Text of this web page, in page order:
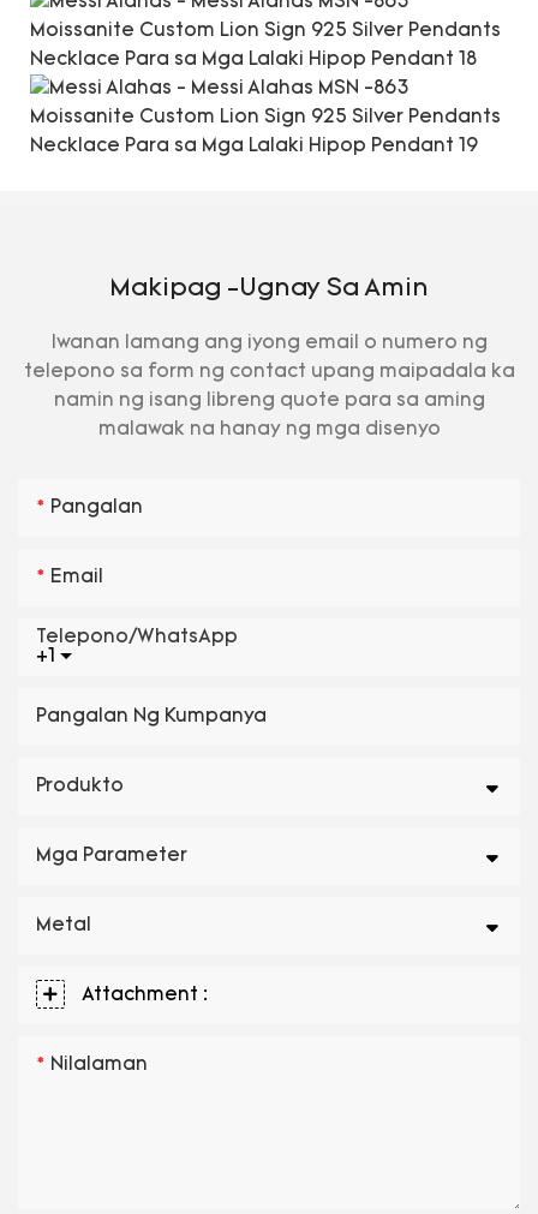
Makipag -ugnay Sa Amin
Iwanan lamang ang iyong email o numero ng
telepono sa form ng contact upang maipadala ka
namin ng isang libreng quote para sa aming
malawak na hanay ng mga disenyo
Pangalan
Email
+1
Telepono/WhatsApp
Pangalan Ng Kumpanya
Produkto
Mga Parameter
Metal
Attachment :
Nilalaman